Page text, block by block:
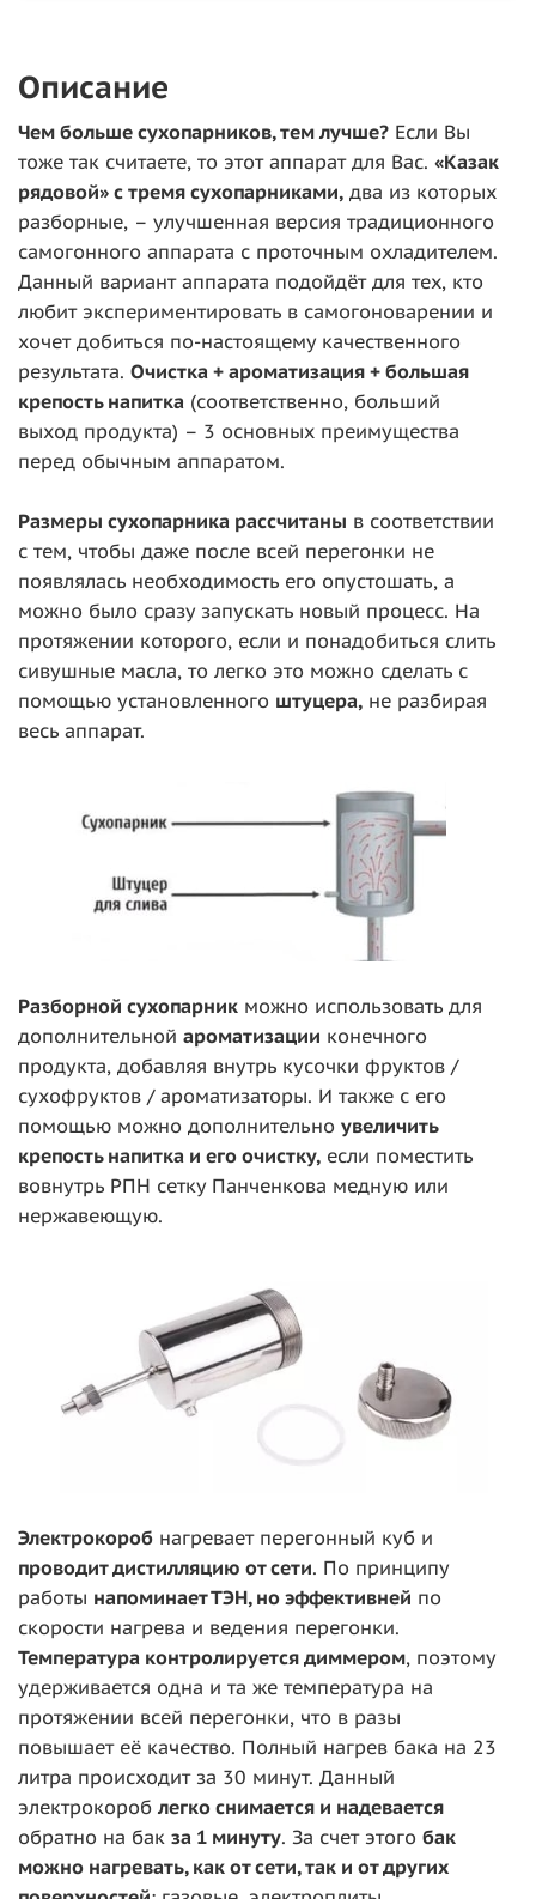
Описание
Чем больше сухопарников, тем лучше? Если Вы
тоже так считаете, то этот аппарат для Вас. «Казак
рядовой» с тремя сухопарниками, два из которых
разборные, – улучшенная версия традиционного
самогонного аппарата с проточным охладителем.
Данный вариант аппарата подойдёт для тех, кто
любит экспериментировать в самогоноварении и
хочет добиться по-настоящему качественного
результата. Очистка + ароматизация + большая
крепость напитка (соответственно, больший
выход продукта) – 3 основных преимущества
перед обычным аппаратом.
Размеры сухопарника рассчитаны в соответствии
с тем, чтобы даже после всей перегонки не
появлялась необходимость его опустошать, а
можно было сразу запускать новый процесс. На
протяжении которого, если и понадобиться слить
сивушные масла, то легко это можно сделать с
помощью установленного штуцера, не разбирая
весь аппарат.
Разборной сухопарник можно использовать для
дополнительной ароматизации конечного
продукта, добавляя внутрь кусочки фруктов /
сухофруктов / ароматизаторы. И также с его
помощью можно дополнительно увеличить
крепость напитка и его очистку, если поместить
вовнутрь РПН сетку Панченкова медную или
нержавеющую.
Электрокороб нагревает перегонный куб и
проводит дистилляцию от сети. По принципу
работы напоминает ТЭН, но эффективней по
скорости нагрева и ведения перегонки.
Температура контролируется диммером, поэтому
удерживается одна и та же температура на
протяжении всей перегонки, что в разы
повышает её качество. Полный нагрев бака на 23
литра происходит за 30 минут. Данный
электрокороб легко снимается и надевается
обратно на бак за 1 минуту. За счет этого бак
можно нагревать, как от сети, так и от других